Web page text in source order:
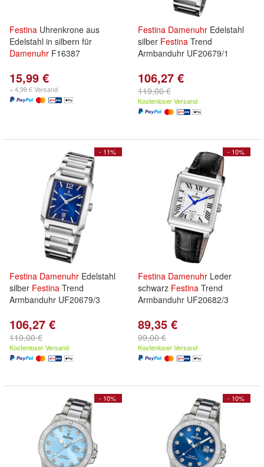
Festina Uhrenkrone aus
Edelstahl in silbern für
Damenuhr F16387
15,99 €
+ 4,99 € Versand
Festina Damenuhr Edelstahl
silber Festina Trend
Armbanduhr UF20679/1
106,27 €
119,00 €
Kostenloser Versand
- 11%
Festina Damenuhr Edelstahl
silber Festina Trend
Armbanduhr UF20679/3
106,27 €
119,00 €
Kostenloser Versand
- 10%
Festina Damenuhr Leder
schwarz Festina Trend
Armbanduhr UF20682/3
89,35 €
99,00 €
Kostenloser Versand
- 10% - 10%